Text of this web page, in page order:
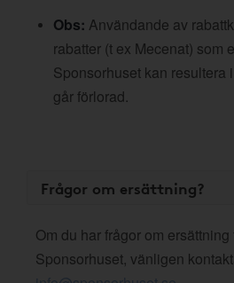
Obs: Användande av
rabatter (t ex Mecenat) som
Sponsorhuset kan resultera
går förlorad.
Frågor om ersättning?
Om du har frågor om
Sponsorhuset, vänligen